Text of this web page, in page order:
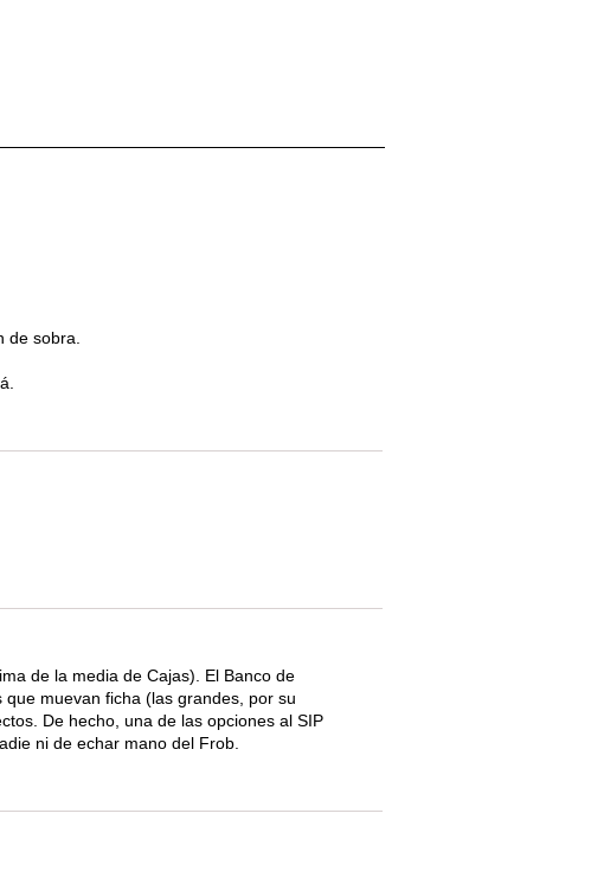
de sobra.
de la media de Cajas). El Banco de
muevan ficha (las grandes, por su
De hecho, una de las opciones al SIP
ni de echar mano del Frob.